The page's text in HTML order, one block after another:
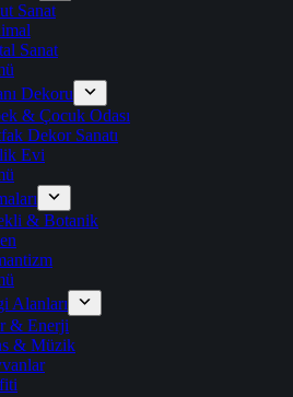
Sanat
Sanat
Dekoru
& Çocuk Odası
Dekor Sanatı
Evi
& Botanik
Alanları
& Enerji
& Müzik